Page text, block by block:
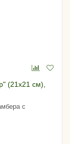
(21х21 см),
с